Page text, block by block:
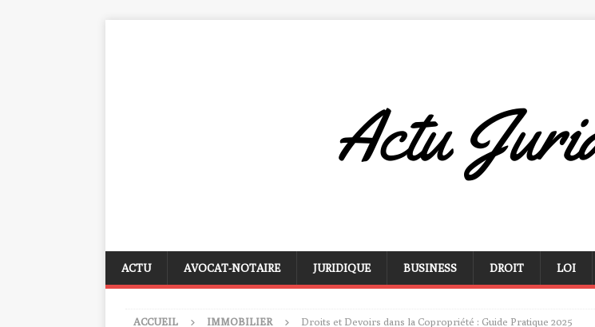
ACTU AVOCAT-NOTAIRE JURIDIQUE BUSINESS DROIT LOI
ACCUEIL IMMOBILIER Droits et Devoirs dans la Copropriété : Guide Pratique 2025